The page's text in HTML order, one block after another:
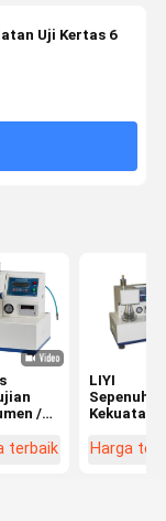
Uji Kertas 6
/
terbaik
LIYI
Kekuatan
Otomatis
Harga